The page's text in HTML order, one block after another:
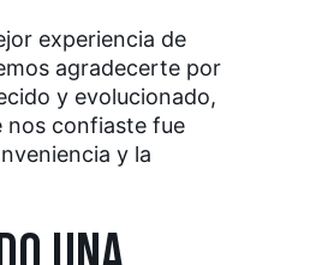
experiencia de
agradecerte por
y evolucionado,
nos confiaste fue
y la